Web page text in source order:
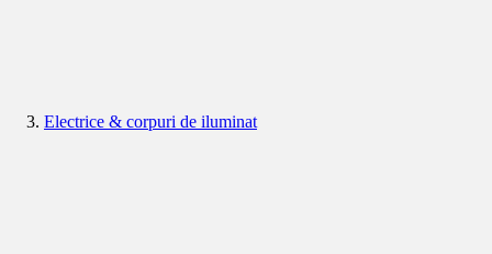
Electrice & corpuri de iluminat